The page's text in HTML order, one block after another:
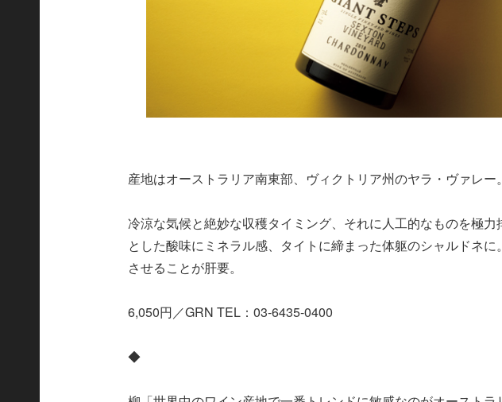
産地はオーストラリア南東部、ヴィクトリア州のヤラ・ヴァレー。
冷涼な気候と絶妙な収穫タイミング、それに人工的なものを極
とした酸味にミネラル感、タイトに締まった体躯のシャルドネ
させることが肝要。
6,050円／GRN TEL：03-6435-0400
◆